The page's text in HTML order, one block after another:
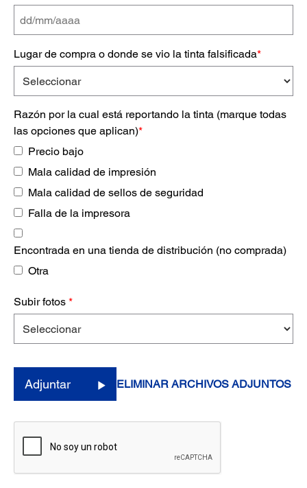
Lugar de compra o donde se vio la tinta falsificada*
Razón por la cual está reportando la tinta (marque todas
las opciones que aplican)*
Precio bajo
Mala calidad de impresión
Mala calidad de sellos de seguridad
Falla de la impresora
Encontrada en una tienda de distribución (no comprada)
Otra
Subir fotos *
Adjuntar ELIMINAR ARCHIVOS ADJUNTOS